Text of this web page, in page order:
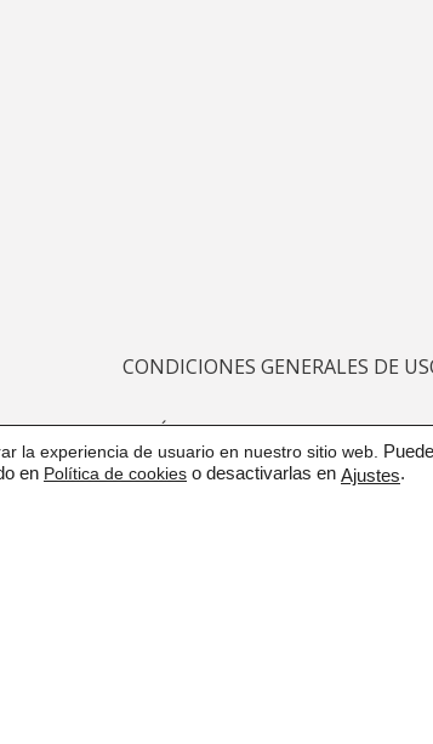
CONDICIONES GENERALES DE
POLÍTICA DE CALIDAD
la experiencia de usuario en nuestro sitio web.
en Política de cookies o desactivarlas en Ajustes.